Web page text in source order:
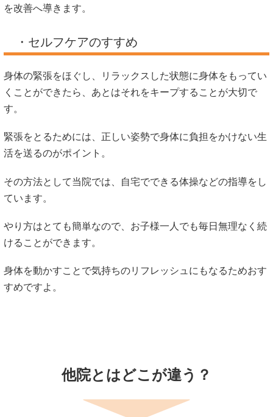
を改善へ導きます。
・セルフケアのすすめ
身体の緊張をほぐし、リラックスした状態に身体をもってい
くことができたら、あとはそれをキープすることが大切で
す。
緊張をとるためには、正しい姿勢で身体に負担をかけない生
活を送るのがポイント。
その方法として当院では、自宅でできる体操などの指導をし
ています。
やり方はとても簡単なので、お子様一人でも毎日無理なく続
けることができます。
身体を動かすことで気持ちのリフレッシュにもなるためおす
すめですよ。
他院とはどこが違う？